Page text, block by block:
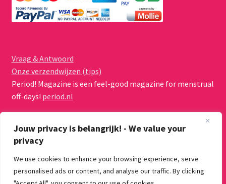
Jouw privacy is belangrijk! - We value your
privacy
We use cookies to enhance your browsing experience, serve
personalised ads or content, and analyse our traffic. By clicking
Vraag & Antwoord
Onze verzendwijzen (tips)
Period! Magazine is een feel-good magazine for menstrual
off-days! period.nl
© Menstruatiecups.nl 2026
Algemene voorwaarden
Gebouwd met WooCommerce.